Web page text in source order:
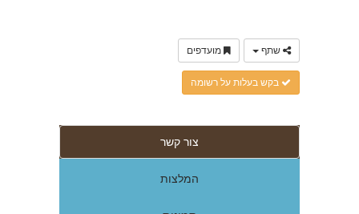
שתף מועדפים
בקש בעלות על רשומה
צור קשר
המלצות